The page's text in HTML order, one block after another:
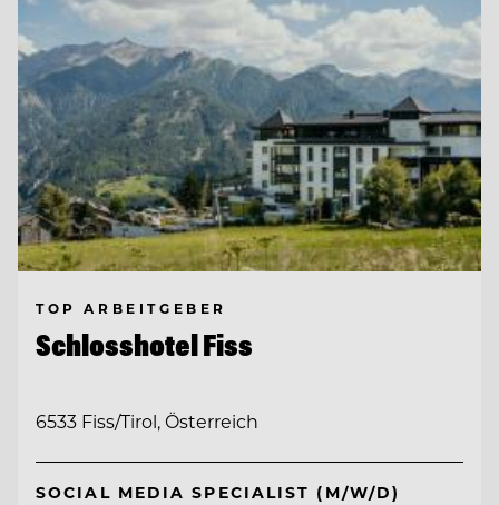
TOP ARBEITGEBER
Schlosshotel Fiss
6533 Fiss/Tirol, Österreich
SOCIAL MEDIA SPECIALIST (M/W/D)